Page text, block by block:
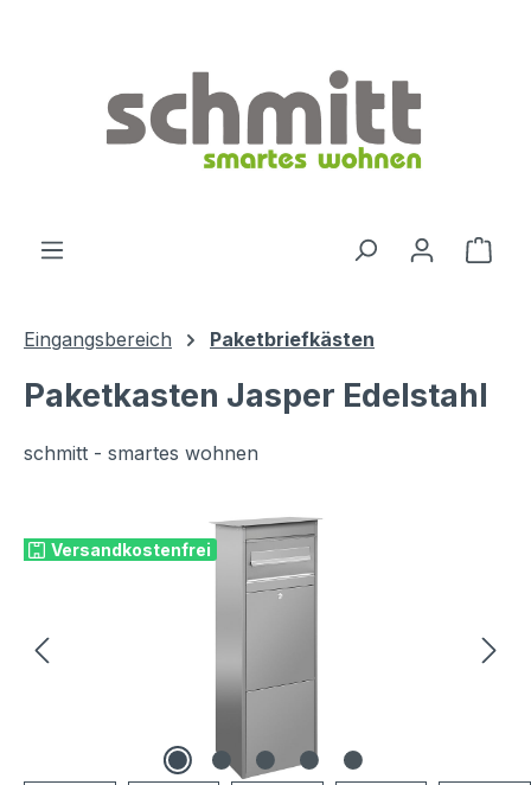
Eingangsbereich Paketbriefkästen
Paketkasten Jasper Edelstahl
schmitt - smartes wohnen
Versandkostenfrei